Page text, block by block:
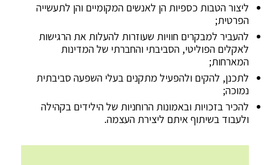
ליצור הטבות כספיות הן לאנשים המקומיים והן לתעשייה
הפרטית;
להעביר למבקרים חוויות שעוזרות להעלות את הרגישות
לאקלים הפוליטי, הסביבתי והחברתי של המדינות
המארחות;
לתכנן, להקים ולהפעיל מתקנים בעלי השפעה סביבתית
נמוכה;
להכיר בזכויות ובאמונות הרוחניות של הילידים בקהילה
ולעבוד בשיתוף איתם ליצירת העצמה.